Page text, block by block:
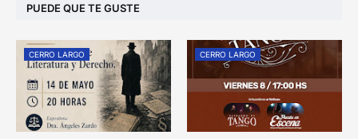
PUEDE QUE TE GUSTE
CERRO LARGO CERRO LARGO